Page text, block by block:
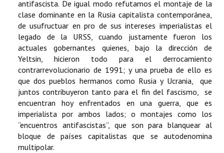
antifascista. De igual modo refutamos el montaje de la
clase dominante en la Rusia capitalista contemporánea,
de usufructuar en pro de sus intereses imperialistas el
legado de la URSS, cuando justamente fueron los
actuales gobernantes quienes, bajo la dirección de
Yeltsin, hicieron todo para el derrocamiento
contrarrevolucionario de 1991; y una prueba de ello es
que dos pueblos hermanos como Rusia y Ucrania, que
juntos contribuyeron tanto para el fin del fascismo, se
encuentran hoy enfrentados en una guerra, que es
imperialista por ambos lados; o montajes como los
“encuentros antifascistas”, que son para blanquear al
bloque de países capitalistas que se autodenomina
multipolar.